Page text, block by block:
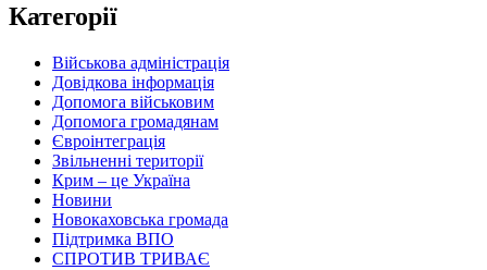
Категорії
Військова адміністрація
Довідкова інформація
Допомога військовим
Допомога громадянам
Євроінтеграція
Звільненні території
Крим – це Україна
Новини
Новокаховська громада
Підтримка ВПО
СПРОТИВ ТРИВАЄ